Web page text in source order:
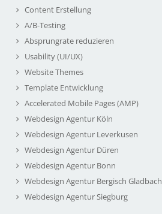
Content Erstellung
A/B-Testing
Absprungrate reduzieren
Usability (UI/UX)
Website Themes
Template Entwicklung
Accelerated Mobile Pages (AMP)
Webdesign Agentur Köln
Webdesign Agentur Leverkusen
Webdesign Agentur Düren
Webdesign Agentur Bonn
Webdesign Agentur Bergisch Gladbach
Webdesign Agentur Siegburg